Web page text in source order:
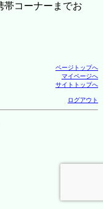
コーナーまでお
ページトップへ
マイページへ
サイトトップへ
ログアウト